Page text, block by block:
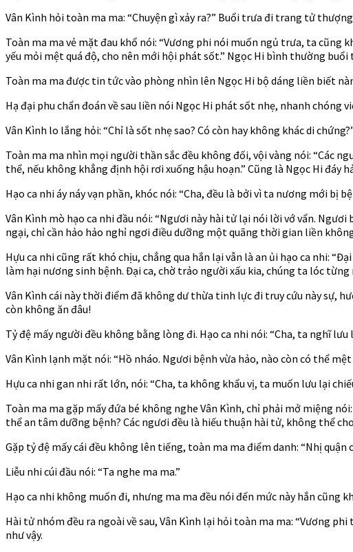
Vân Kình hỏi toàn ma ma: “Chuyện gì xảy ra?” Buổi trưa đi trang tử
Toàn ma ma vẻ mặt đau khổ nói: “Vương phi nói muốn ngủ trưa, ta cũng
yếu mỏi mệt quá độ, cho nên mới hội phát sốt.” Ngọc Hi bình thường
Toàn ma ma được tin tức vào phòng nhìn lên Ngọc Hi bộ dáng liền biết
Hạ đại phu chẩn đoán về sau liền nói Ngọc Hi phát sốt nhẹ, nhanh
Vân Kình lo lắng hỏi: “Chỉ là sốt nhẹ sao? Có còn hay không khác di
Toàn ma ma nhìn mọi người thần sắc đều không đối, vội vàng nói: “Các
thể, nếu không khẳng định hội rơi xuống hậu hoạn.” Cũng là Ngọc Hi
Hạo ca nhi áy náy vạn phần, khóc nói: “Cha, đều là bởi vì ta nương mới bị
Vân Kình mò hạo ca nhi đầu nói: “Ngươi này hài tử lại nói lời vớ vẩn.
ngại, chỉ cần hảo hảo nghỉ ngơi điều dưỡng một quãng thời gian liền không
Hựu ca nhi cũng rất khó chịu, chẳng qua hắn lại vẫn là an ủi hạo ca nhi:
làm hại nương sinh bệnh. Đại ca, chờ trảo người xấu kia, chúng ta lóc
Vân Kình cái này thời điểm đã không dư thừa tinh lực đi truy cứu này sự,
còn không ăn đâu!
Tỷ đệ mấy người đều không bằng lòng đi. Hạo ca nhi nói: “Cha, ta nghĩ lưu
Vân Kình lạnh mặt nói: “Hồ nháo. Ngươi bệnh vừa hảo, nào còn có thể
Hựu ca nhi gan nhi rất lớn, nói: “Cha, ta không khẩu vị, ta muốn lưu lại
Toàn ma ma gặp mấy đứa bé không nghe Vân Kình, chỉ phải mở miệng
thể an tâm dưỡng bệnh? Các ngươi đều là hiếu thuận hài tử, không thể
Gặp tỷ đệ mấy cái đều không lên tiếng, toàn ma ma điểm danh: “Nhị
Liễu nhi cúi đầu nói: “Ta nghe ma ma.”
Hạo ca nhi không muốn đi, nhưng ma ma đều nói đến mức này hắn cũng
Hài tử nhóm đều ra ngoài về sau, Vân Kình lại hỏi toàn ma ma: “Vương
như vậy.